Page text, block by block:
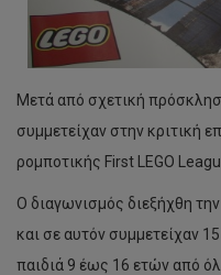
Μετά από σχετική
συμμετείχαν στην κριτική
ρομποτικής First LEGO
Ο διαγωνισμός διεξήχθη
και σε αυτόν συμμετείχαν
παιδιά 9 έως 16 ετών από